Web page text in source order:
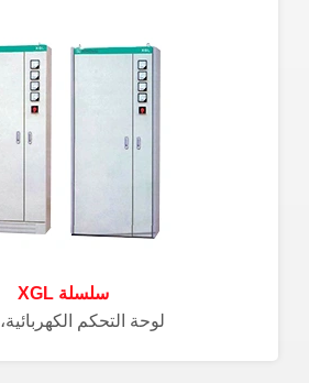
سلسلة XGL
لوحة التحكم الكهربائية، XGL